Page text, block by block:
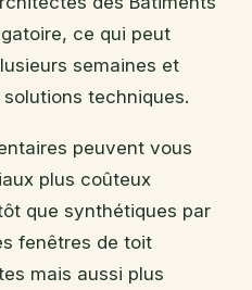
ce qui peut
semaines et
techniques.
peuvent vous
plus coûteux
que synthétiques par
fenêtres de toit
mais aussi plus